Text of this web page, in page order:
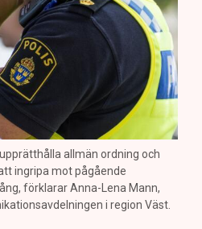
allmän ordning och
ingripa mot pågående
förklarar Anna-Lena Mann,
i region Väst.